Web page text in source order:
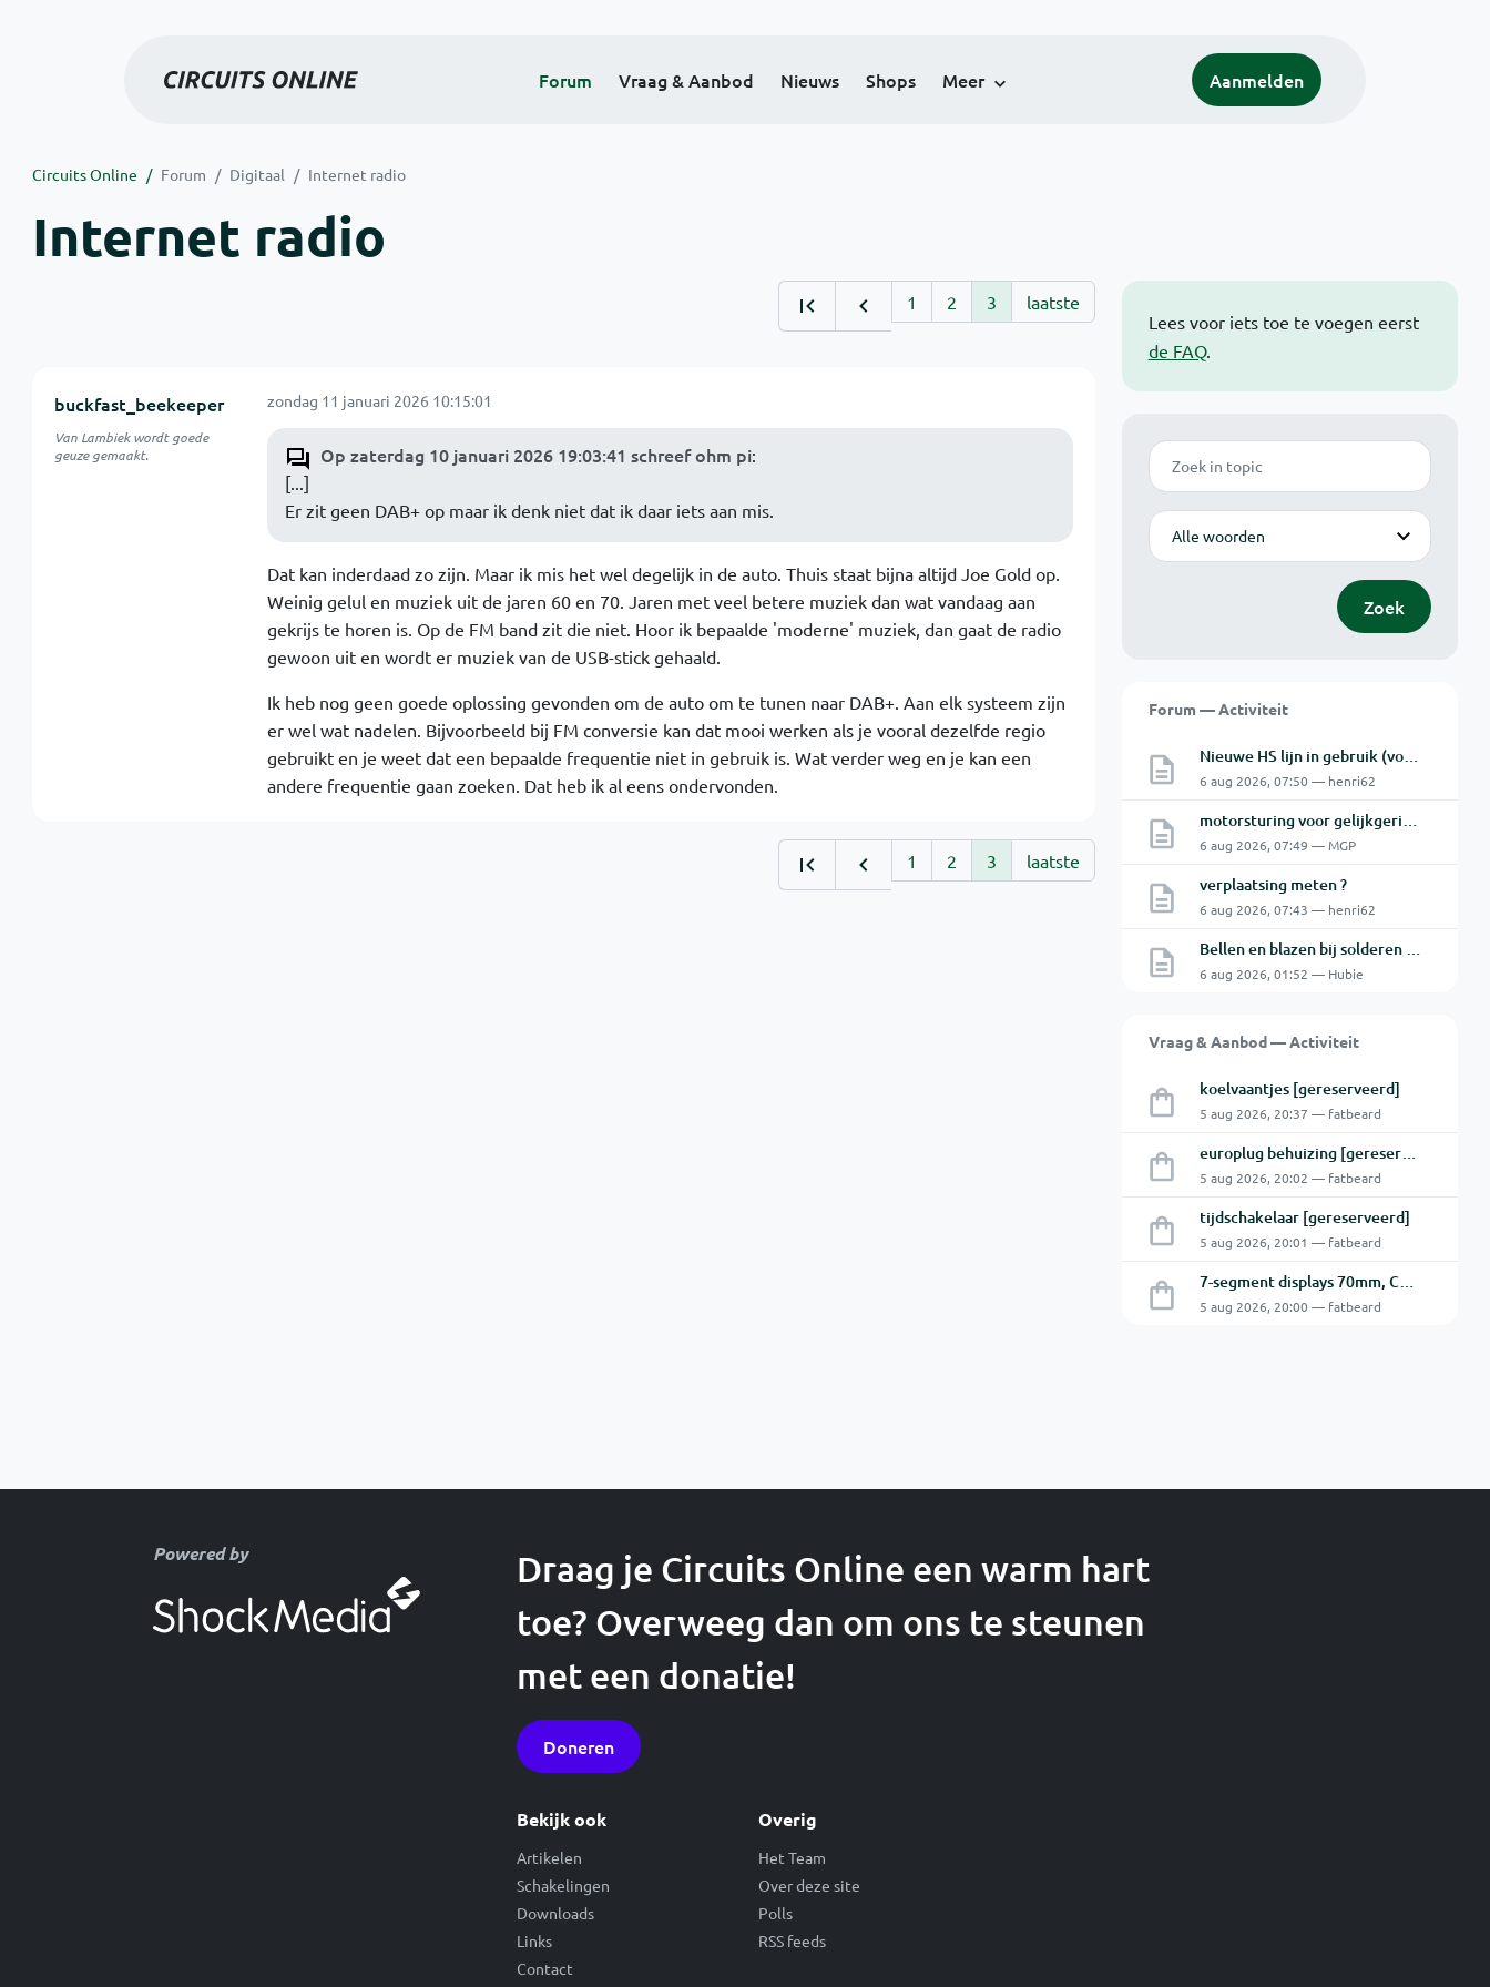
Forum Vraag & Aanbod Nieuws Shops Meer Aanmelden
Circuits Online Forum Digitaal Internet radio
Internet radio
Lees voor iets toe te voegen eerst
de FAQ.
Zoek
Modus
Zoek
Forum — Activiteit
Nieuwe HS lijn in gebruik (vooral voor Antwerpse haven en een beetje NL)
6 aug 2026, 07:50 — henri62
motorsturing voor gelijkgerichte 230V DC motor
6 aug 2026, 07:49 — MGP
verplaatsing meten ?
6 aug 2026, 07:43 — henri62
Bellen en blazen bij solderen van Chinese PCBs
6 aug 2026, 01:52 — Hubie
Vraag & Aanbod — Activiteit
koelvaantjes [gereserveerd]
5 aug 2026, 20:37 — fatbeard
europlug behuizing [gereserveerd]
5 aug 2026, 20:02 — fatbeard
tijdschakelaar [gereserveerd]
5 aug 2026, 20:01 — fatbeard
7-segment displays 70mm, CA [gereserveerd]
5 aug 2026, 20:00 — fatbeard
1 2 3 laatste
buckfast_beekeeper
Van Lambiek wordt goede
geuze gemaakt.
zondag 11 januari 2026 10:15:01
Op zaterdag 10 januari 2026 19:03:41 schreef ohm pi:
[...]
Er zit geen DAB+ op maar ik denk niet dat ik daar iets aan mis.
Dat kan inderdaad zo zijn. Maar ik mis het wel degelijk in de auto. Thuis staat bijna altijd Joe Gold op.
Weinig gelul en muziek uit de jaren 60 en 70. Jaren met veel betere muziek dan wat vandaag aan
gekrijs te horen is. Op de FM band zit die niet. Hoor ik bepaalde 'moderne' muziek, dan gaat de radio
gewoon uit en wordt er muziek van de USB-stick gehaald.
Ik heb nog geen goede oplossing gevonden om de auto om te tunen naar DAB+. Aan elk systeem zijn
er wel wat nadelen. Bijvoorbeeld bij FM conversie kan dat mooi werken als je vooral dezelfde regio
gebruikt en je weet dat een bepaalde frequentie niet in gebruik is. Wat verder weg en je kan een
andere frequentie gaan zoeken. Dat heb ik al eens ondervonden.
1 2 3 laatste
Powered by
Draag je Circuits Online een warm hart
toe? Overweeg dan om ons te steunen
met een donatie!
Doneren
Bekijk ook
Artikelen
Schakelingen
Downloads
Links
Contact
Overig
Het Team
Over deze site
Polls
RSS feeds